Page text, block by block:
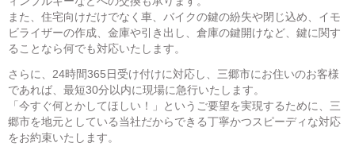
また、住宅向けだけでなく車、バイクの鍵の紛失や閉じ込め、イモ
ビライザーの作成、金庫や引き出し、倉庫の鍵開けなど、鍵に関す
ることなら何でも対応いたします。
さらに、24時間365日受け付けに対応し、三郷市にお住いのお客様
であれば、最短30分以内に現場に急行いたします。
「今すぐ何とかしてほしい！」というご要望を実現するために、三
郷市を地元としている当社だからできる丁寧かつスピーディな対応
をお約束いたします。